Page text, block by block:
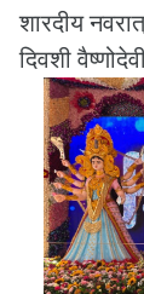
शारदीय
दिवशी